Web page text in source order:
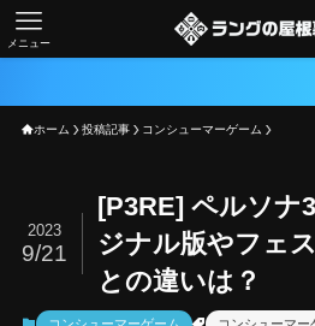
メニュー
2024.5.23 『鳴潮（
ホーム 投稿記事 コンシューマーゲーム
[P3RE] ペルソナ
ジナル版やフェ
との違いは？
2023
9/21